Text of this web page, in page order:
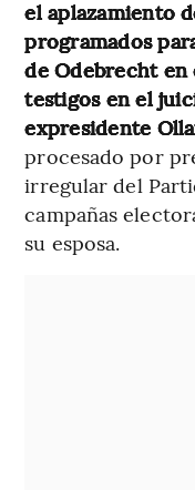
el aplazamiento
programados
de Odebrecht en
testigos en el
expresidente
procesado por
irregular del
campañas
su esposa.